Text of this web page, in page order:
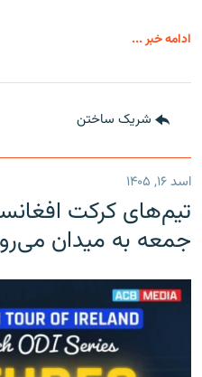
ادامه خبر ...
شریک ساختن
اسد ۱۶, ۱۴۰۵
تیم‌های کرکت
جمعه به میدان